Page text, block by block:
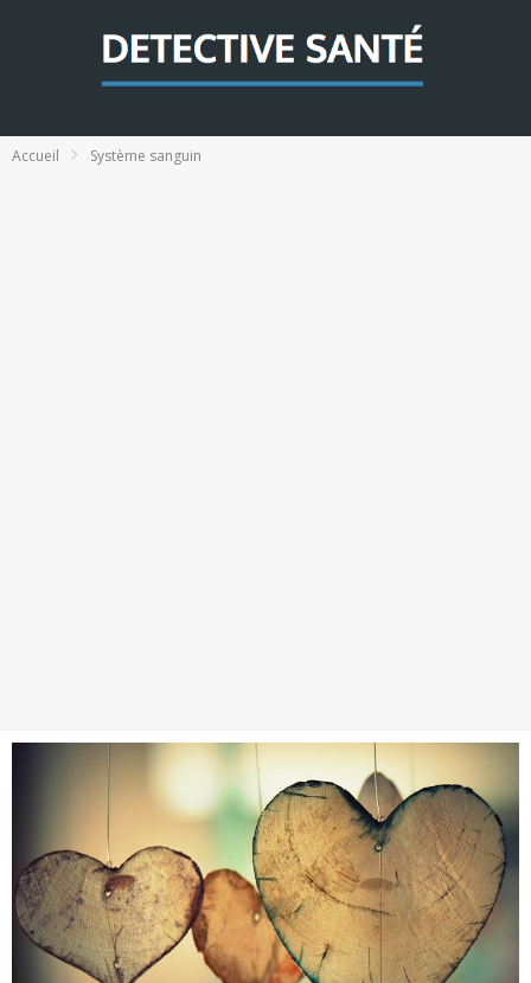
Accueil Système sanguin